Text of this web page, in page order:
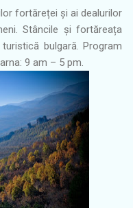
fortăreței și ai dealurilor
Stâncile și fortăreața
bulgară. Program
9 am – 5 pm.